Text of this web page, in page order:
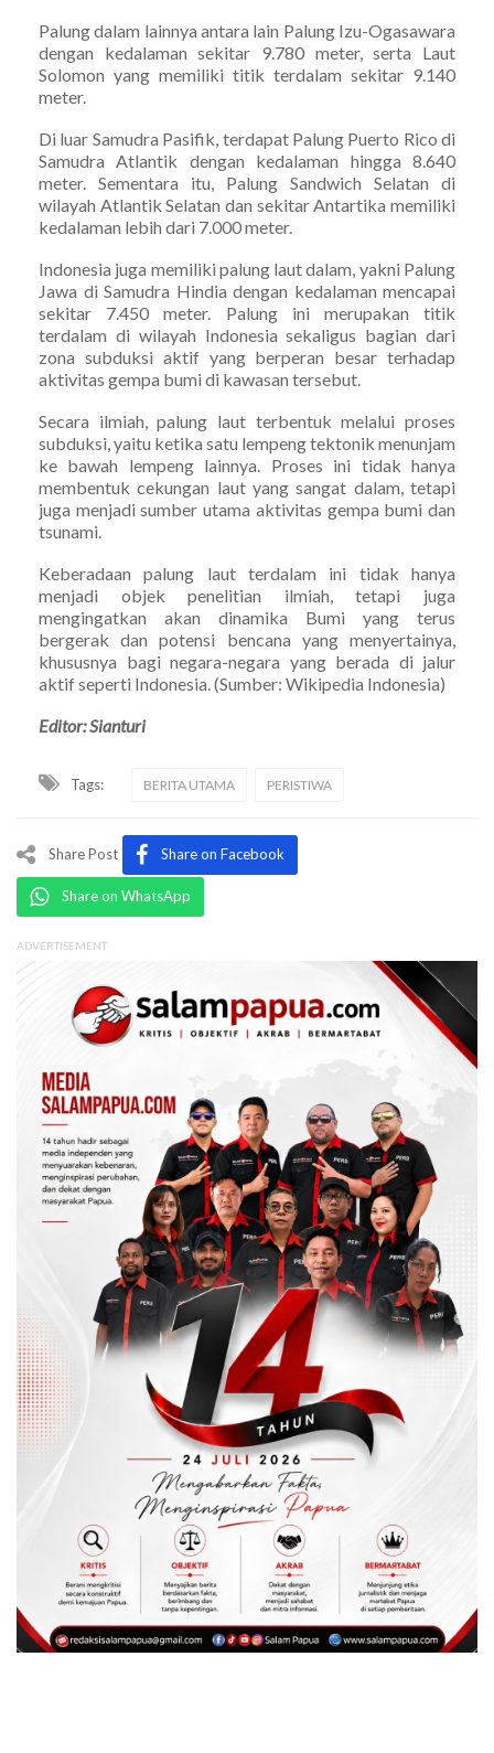
Palung dalam lainnya antara lain Palung Izu-Ogasawara
dengan kedalaman sekitar 9.780 meter, serta Laut
Solomon yang memiliki titik terdalam sekitar 9.140
meter.
Di luar Samudra Pasifik, terdapat Palung Puerto Rico di
Samudra Atlantik dengan kedalaman hingga 8.640
meter. Sementara itu, Palung Sandwich Selatan di
wilayah Atlantik Selatan dan sekitar Antartika memiliki
kedalaman lebih dari 7.000 meter.
Indonesia juga memiliki palung laut dalam, yakni Palung
Jawa di Samudra Hindia dengan kedalaman mencapai
sekitar 7.450 meter. Palung ini merupakan titik
terdalam di wilayah Indonesia sekaligus bagian dari
zona subduksi aktif yang berperan besar terhadap
aktivitas gempa bumi di kawasan tersebut.
Secara ilmiah, palung laut terbentuk melalui proses
subduksi, yaitu ketika satu lempeng tektonik menunjam
ke bawah lempeng lainnya. Proses ini tidak hanya
membentuk cekungan laut yang sangat dalam, tetapi
juga menjadi sumber utama aktivitas gempa bumi dan
tsunami.
Keberadaan palung laut terdalam ini tidak hanya
menjadi objek penelitian ilmiah, tetapi juga
mengingatkan akan dinamika Bumi yang terus
bergerak dan potensi bencana yang menyertainya,
khususnya bagi negara-negara yang berada di jalur
aktif seperti Indonesia. (Sumber: Wikipedia Indonesia)
Editor: Sianturi
Tags: BERITA UTAMA PERISTIWA
Share Post Share on Facebook
Share on WhatsApp
ADVERTISEMENT